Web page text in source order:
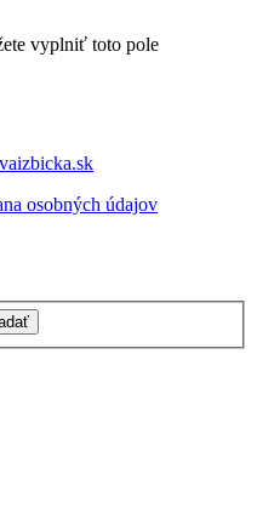
vyplniť toto pole
osobných údajov